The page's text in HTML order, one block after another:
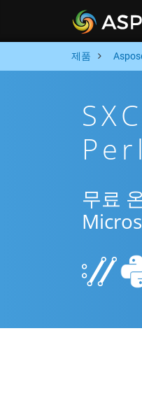
제품
무료